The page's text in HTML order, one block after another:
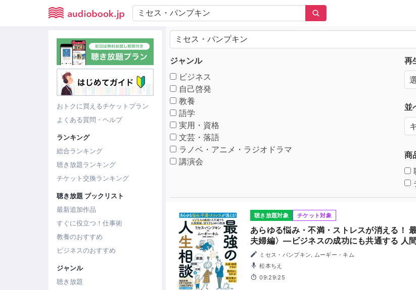
おトクに買えるチケットプラン
よくある質問・ヘルプ
ランキング
総合ランキング
聴き放題ランキング
チケット交換ランキング
聴き放題 ブックリスト
最新追加作品
すぐに役立つ！仕事術
教養のおすすめ
ビジネスのおすすめ
ジャンル
聴き放題
ジャンル
ビジネス
自己啓発
教養
語学
実用・資格
文芸・落語
ラノベ・アニメ・ラジオドラマ
講演会
再
並
商
聴き放題対象 チケット対象
あらゆる悩み・不満・ストレスが消える！
夫婦編〉―ビジネスの成功にも共通する 人
ミセス・パンプキン, ムーギー・キム
松本ちえ
09:29:25